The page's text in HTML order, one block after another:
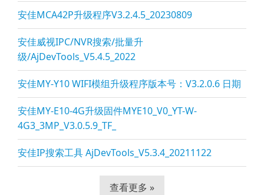
安佳MCA42P升级程序V3.2.4.5_20230809
安佳威视IPC/NVR搜索/批量升
级/AjDevTools_V5.4.5_2022
安佳MY-Y10 WIFI模组升级程序版本号：V3.2.0.6 日期
安佳MY-E10-4G升级固件MYE10_V0_YT-W-
4G3_3MP_V3.0.5.9_TF_
安佳IP搜索工具 AjDevTools_V5.3.4_20211122
查看更多 »